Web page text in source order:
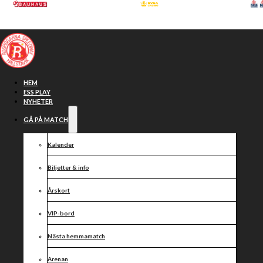
Hoppa till huvudinnehåll
HEM
ESS PLAY
NYHETER
GÅ PÅ MATCH
Kalender
Biljetter & info
Årskort
VIP-bord
Nästa hemmamatch
Arenan
Laguppställningar